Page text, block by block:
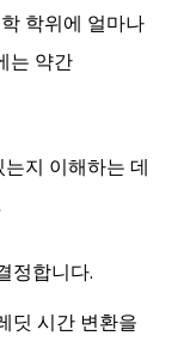
학위에 얼마나
는 약간
지 이해하는 데
정합니다.
딧 시간 변환을